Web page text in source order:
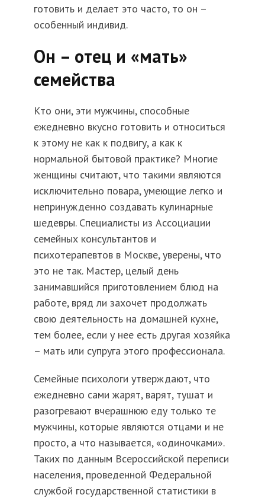
готовить и делает это часто, то он –
особенный индивид.
Он – отец и «мать»
семейства
Кто они, эти мужчины, способные
ежедневно вкусно готовить и относиться
к этому не как к подвигу, а как к
нормальной бытовой практике? Многие
женщины считают, что такими являются
исключительно повара, умеющие легко и
непринужденно создавать кулинарные
шедевры. Специалисты из Ассоциации
семейных консультантов и
психотерапевтов в Москве, уверены, что
это не так. Мастер, целый день
занимавшийся приготовлением блюд на
работе, вряд ли захочет продолжать
свою деятельность на домашней кухне,
тем более, если у нее есть другая хозяйка
– мать или супруга этого профессионала.
Семейные психологи утверждают, что
ежедневно сами жарят, варят, тушат и
разогревают вчерашнюю еду только те
мужчины, которые являются отцами и не
просто, а что называется, «одиночками».
Таких по данным Всероссийской переписи
населения, проведенной Федеральной
службой государственной статистики в